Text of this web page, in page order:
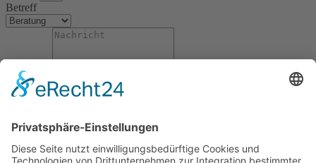
Betreff
Abschicken